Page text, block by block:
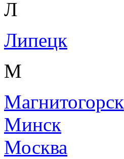
Л
Липецк
М
Магнитогорск
Минск
Москва